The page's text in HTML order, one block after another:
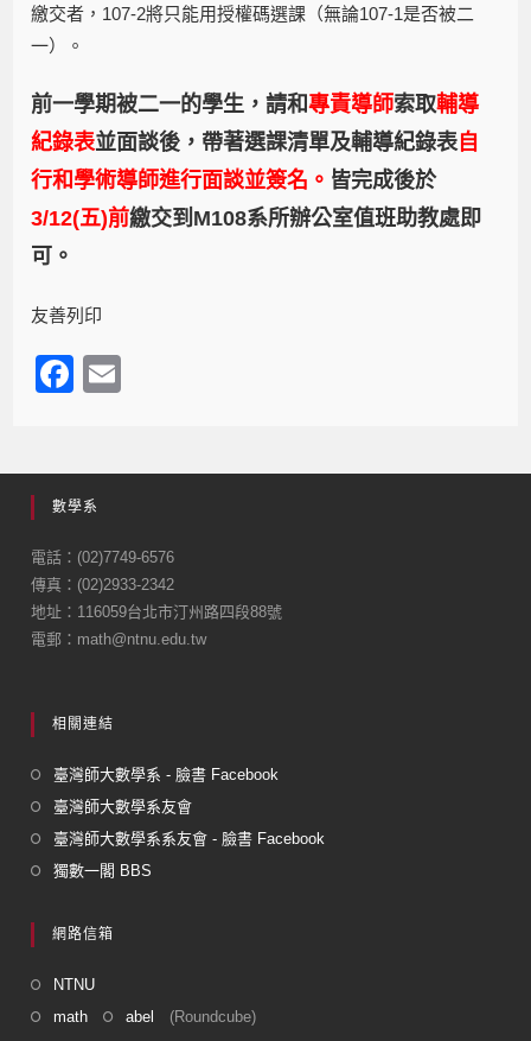
繳交者，107-2將只能用授權碼選課（無論107-1是否被二
一）。
前一學期被二一的學生，請和專責導師索取輔導
紀錄表並面談後，帶著選課清單及輔導紀錄表自
行和學術導師進行面談並簽名 。 皆完成後於
3/12(五)前繳交到M108系所辦公室值班助教處即
可。
友善列印
F
e
b
o
o
k
數學系
電話：(02)7749-6576
傳真：(02)2933-2342
地址：116059台北市汀州路四段88號
電郵：math@ntnu.edu.tw
相關連結
臺灣師大數學系 - 臉書 Facebook
臺灣師大數學系友會
臺灣師大數學系系友會 - 臉書 Facebook
獨數一閣 BBS
網路信箱
NTNU
math
abel
(Roundcube)